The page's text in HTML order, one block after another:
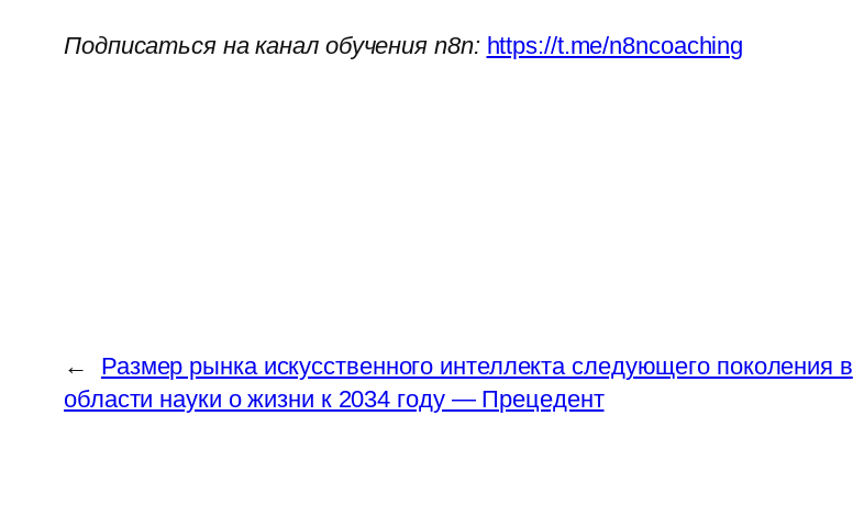
Подписаться на канал обучения n8n: https://t.me/n8ncoaching
←
Размер рынка искусственного интеллекта следующего поколения в
области науки о жизни к 2034 году — Прецедент